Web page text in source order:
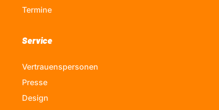
Termine
Service
Vertrauenspersonen
Presse
Design